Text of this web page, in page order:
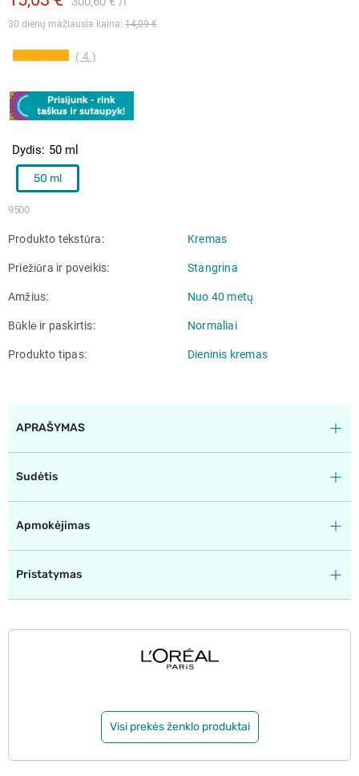
30 dienų mažiausia kaina: 14,09 €
( 4 )
9500
Dydis 50 ml
50 ml
Produkto tekstūra Kremas
Priežiūra ir poveikis Stangrina
Amžius Nuo 40 metų
Būklė ir paskirtis Normaliai
Produkto tipas Dieninis kremas
APRAŠYMAS
Sudėtis
Apmokėjimas
Pristatymas
Visi prekės ženklo produktai